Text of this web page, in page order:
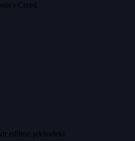
Creed
edilme şeklindeki